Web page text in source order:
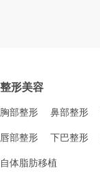
整形美容
胸部整形 鼻部整形
唇部整形 下巴整形
自体脂肪移植